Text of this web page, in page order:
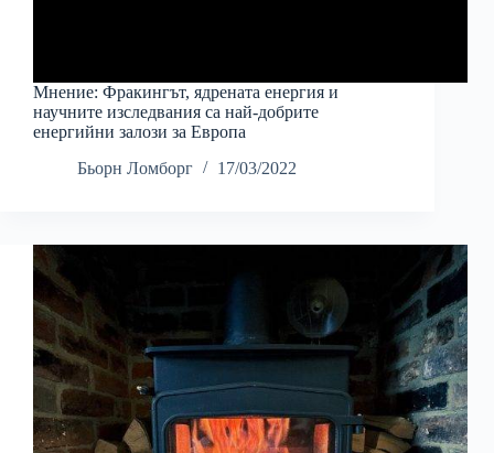
Мнение: Фракингът, ядрената енергия и
научните изследвания са най-добрите
енергийни залози за Европа
Бьорн Ломборг
17/03/2022